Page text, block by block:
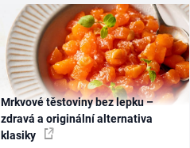
Mrkvové těstoviny bez lepku –
zdravá a originální alternativa
klasiky